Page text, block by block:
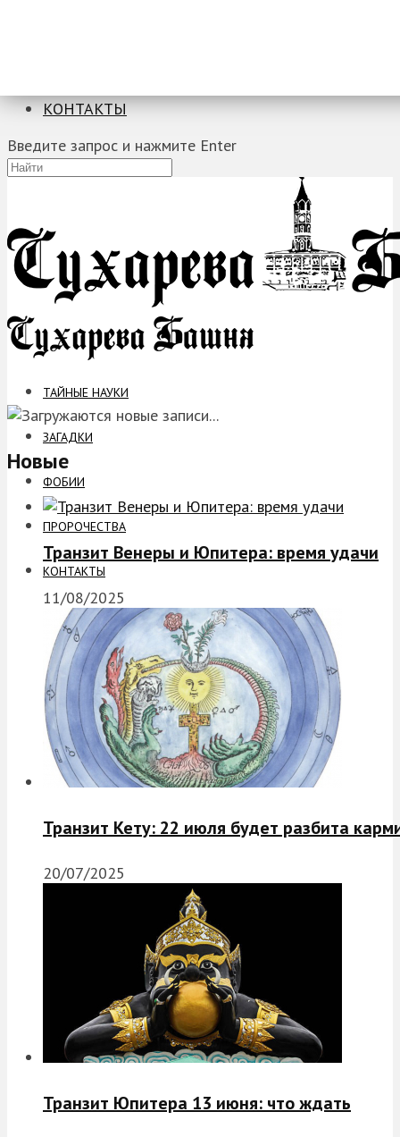
КОНТАКТЫ
Введите запрос и нажмите Enter
ТАЙНЫЕ НАУКИ
ЗАГАДКИ
ФОБИИ
ПРОРОЧЕСТВА
КОНТАКТЫ
Новые
Транзит Венеры и Юпитера: время удачи
11/08/2025
Транзит Кету: 22 июля будет разбита
20/07/2025
Транзит Юпитера 13 июня: что ждать